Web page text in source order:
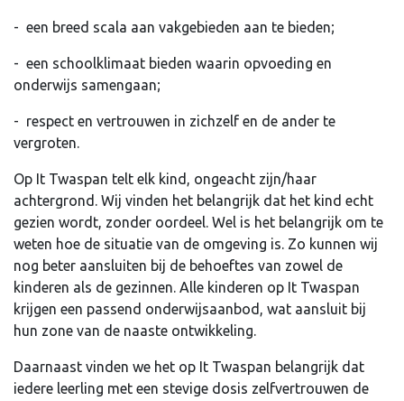
- een breed scala aan vakgebieden aan te bieden;
- een schoolklimaat bieden waarin opvoeding en
onderwijs samengaan;
- respect en vertrouwen in zichzelf en de ander te
vergroten.
Op It Twaspan telt elk kind, ongeacht zijn/haar
achtergrond. Wij vinden het belangrijk dat het kind echt
gezien wordt, zonder oordeel. Wel is het belangrijk om te
weten hoe de situatie van de omgeving is. Zo kunnen wij
nog beter aansluiten bij de behoeftes van zowel de
kinderen als de gezinnen. Alle kinderen op It Twaspan
krijgen een passend onderwijsaanbod, wat aansluit bij
hun zone van de naaste ontwikkeling.
Daarnaast vinden we het op It Twaspan belangrijk dat
iedere leerling met een stevige dosis zelfvertrouwen de